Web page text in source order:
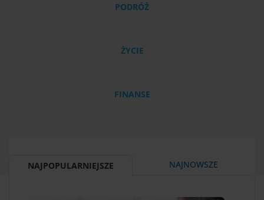
PODRÓŻ
ŻYCIE
FINANSE
NAJPOPULARNIEJSZE NAJNOWSZE